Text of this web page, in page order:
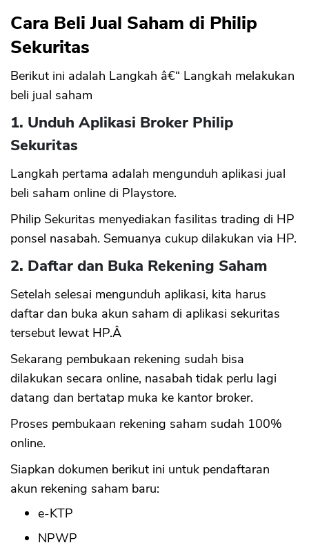
Cara Beli Jual Saham di Philip
Sekuritas
Berikut ini adalah Langkah â€“ Langkah melakukan
beli jual saham
1. Unduh Aplikasi Broker Philip
Sekuritas
Langkah pertama adalah mengunduh aplikasi jual
beli saham online di Playstore.
Philip Sekuritas menyediakan fasilitas trading di HP
ponsel nasabah. Semuanya cukup dilakukan via HP.
2. Daftar dan Buka Rekening Saham
Setelah selesai mengunduh aplikasi, kita harus
daftar dan buka akun saham di aplikasi sekuritas
tersebut lewat HP.Â
Sekarang pembukaan rekening sudah bisa
dilakukan secara online, nasabah tidak perlu lagi
datang dan bertatap muka ke kantor broker.
Proses pembukaan rekening saham sudah 100%
online.
Siapkan dokumen berikut ini untuk pendaftaran
akun rekening saham baru:
e-KTP
NPWP